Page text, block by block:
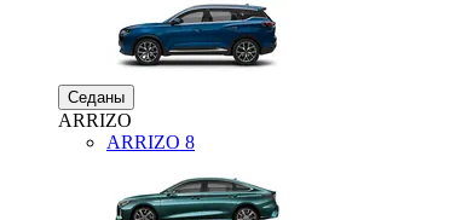
Седаны
ARRIZO
ARRIZO 8